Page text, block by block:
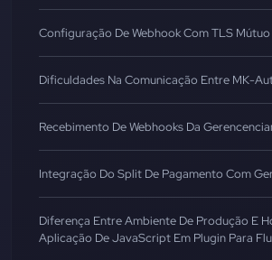
Configuração De Webhook Com TLS
Dificuldades Na Comunicação Entre MK-
Recebimento De Webhooks Da
Integração Do Split De Pagamento Com
Diferença Entre Ambiente De Produção E
Aplicação De JavaScript Em Plugin Para